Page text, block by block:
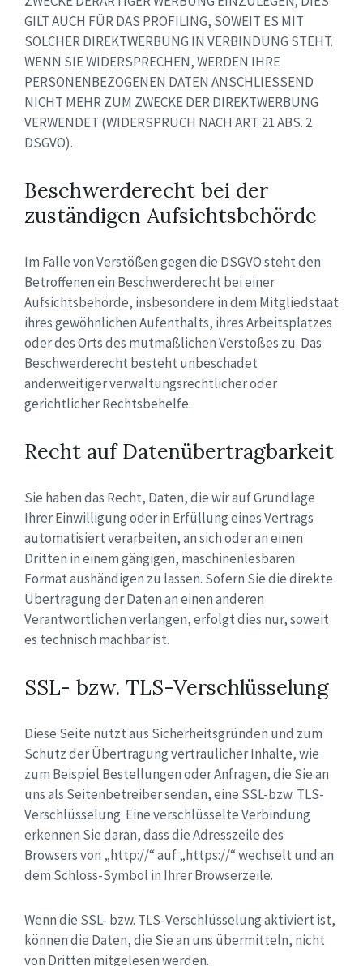
GILT AUCH FÜR DAS PROFILING, SOWEIT ES MIT
SOLCHER DIREKTWERBUNG IN VERBINDUNG STEHT.
WENN SIE WIDERSPRECHEN, WERDEN IHRE
PERSONENBEZOGENEN DATEN ANSCHLIESSEND
NICHT MEHR ZUM ZWECKE DER DIREKTWERBUNG
VERWENDET (WIDERSPRUCH NACH ART. 21 ABS. 2
DSGVO).
Beschwerderecht bei der
zuständigen Aufsichtsbehörde
Im Falle von Verstößen gegen die DSGVO steht den
Betroffenen ein Beschwerderecht bei einer
Aufsichtsbehörde, insbesondere in dem Mitgliedstaat
ihres gewöhnlichen Aufenthalts, ihres Arbeitsplatzes
oder des Orts des mutmaßlichen Verstoßes zu. Das
Beschwerderecht besteht unbeschadet
anderweitiger verwaltungsrechtlicher oder
gerichtlicher Rechtsbehelfe.
Recht auf Datenübertragbarkeit
Sie haben das Recht, Daten, die wir auf Grundlage
Ihrer Einwilligung oder in Erfüllung eines Vertrags
automatisiert verarbeiten, an sich oder an einen
Dritten in einem gängigen, maschinenlesbaren
Format aushändigen zu lassen. Sofern Sie die direkte
Übertragung der Daten an einen anderen
Verantwortlichen verlangen, erfolgt dies nur, soweit
es technisch machbar ist.
SSL- bzw. TLS-Verschlüsselung
Diese Seite nutzt aus Sicherheitsgründen und zum
Schutz der Übertragung vertraulicher Inhalte, wie
zum Beispiel Bestellungen oder Anfragen, die Sie an
uns als Seitenbetreiber senden, eine SSL-bzw. TLS-
Verschlüsselung. Eine verschlüsselte Verbindung
erkennen Sie daran, dass die Adresszeile des
Browsers von „http://“ auf „https://“ wechselt und an
dem Schloss-Symbol in Ihrer Browserzeile.
Wenn die SSL- bzw. TLS-Verschlüsselung aktiviert ist,
können die Daten, die Sie an uns übermitteln, nicht
von Dritten mitgelesen werden.